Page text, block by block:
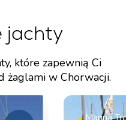
jachty
które zapewnią Ci
żaglami w Chorwacji.
Marina